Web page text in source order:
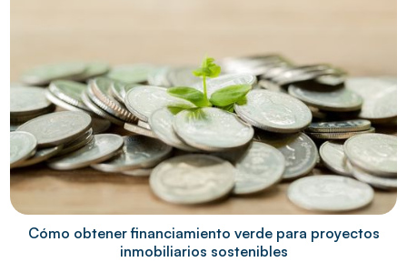
Cómo obtener financiamiento verde para proyectos
inmobiliarios sostenibles